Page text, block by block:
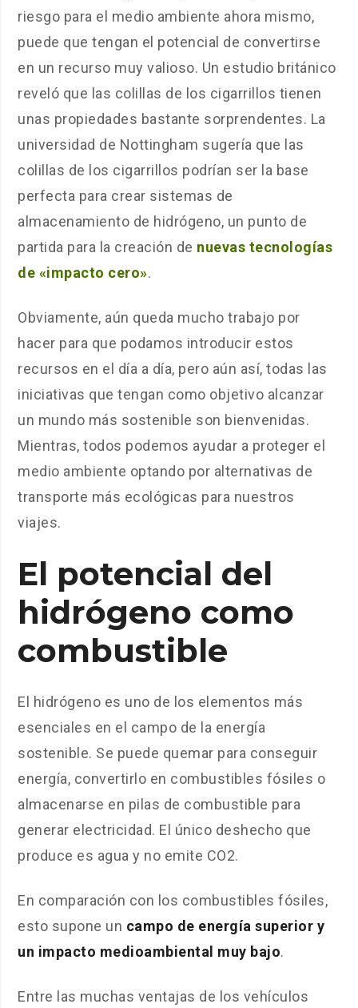
riesgo para el medio ambiente ahora mismo,
puede que tengan el potencial de convertirse
en un recurso muy valioso. Un estudio británico
reveló que las colillas de los cigarrillos tienen
unas propiedades bastante sorprendentes. La
universidad de Nottingham sugería que las
colillas de los cigarrillos podrían ser la base
perfecta para crear sistemas de
almacenamiento de hidrógeno, un punto de
partida para la creación de nuevas tecnologías
de «impacto cero».
Obviamente, aún queda mucho trabajo por
hacer para que podamos introducir estos
recursos en el día a día, pero aún así, todas las
iniciativas que tengan como objetivo alcanzar
un mundo más sostenible son bienvenidas.
Mientras, todos podemos ayudar a proteger el
medio ambiente optando por alternativas de
transporte más ecológicas para nuestros
viajes.
El potencial del
hidrógeno como
combustible
El hidrógeno es uno de los elementos más
esenciales en el campo de la energía
sostenible. Se puede quemar para conseguir
energía, convertirlo en combustibles fósiles o
almacenarse en pilas de combustible para
generar electricidad. El único deshecho que
produce es agua y no emite CO2.
En comparación con los combustibles fósiles,
esto supone un campo de energía superior y
un impacto medioambiental muy bajo.
Entre las muchas ventajas de los vehículos